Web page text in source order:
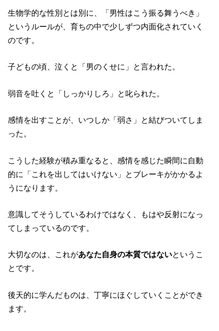
生物学的な性別とは別に、「男性はこう振る舞うべき」
というルールが、育ちの中で少しずつ内面化されていく
のです。
子どもの頃、泣くと「男のくせに」と言われた。
弱音を吐くと「しっかりしろ」と叱られた。
感情を出すことが、いつしか「弱さ」と結びついてしま
った。
こうした経験が積み重なると、感情を感じた瞬間に自動
的に「これを出してはいけない」とブレーキがかかるよ
うになります。
意識してそうしているわけではなく、もはや反射になっ
てしまっているのです。
大切なのは、これがあなた自身の本質ではないというこ
とです。
後天的に学んだものは、丁寧にほぐしていくことができ
ます。